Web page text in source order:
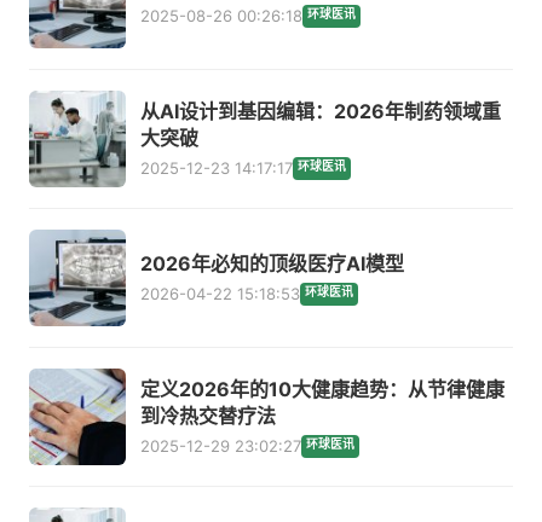
2025-08-26 00:26:18 环球医讯
从AI设计到基因编辑：2026年制药领域重
大突破
2025-12-23 14:17:17 环球医讯
2026年必知的顶级医疗AI模型
2026-04-22 15:18:53 环球医讯
定义2026年的10大健康趋势：从节律健康
到冷热交替疗法
2025-12-29 23:02:27 环球医讯